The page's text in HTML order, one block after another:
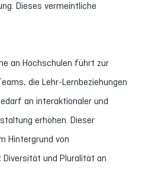
Dieses vermeintliche
an Hochschulen führt zur
die Lehr-Lernbeziehungen
an interaktionaler und
erhöhen. Dieser
Hintergrund von
und Pluralität an